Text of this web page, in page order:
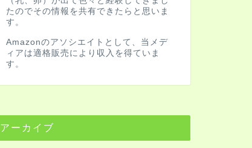
たのでその情報を共有できたらと思いま
す。
Amazonのアソシエイトとして、当メデ
ィアは適格販売により収入を得ていま
す。
アーカイブ